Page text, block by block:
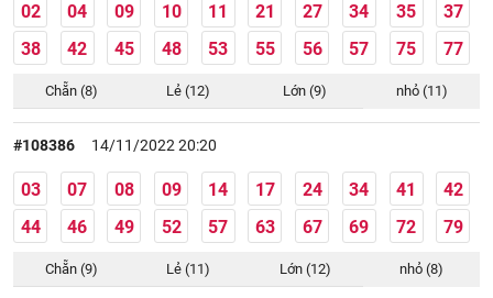
02 04 09 10 11 21 27 34 35
37
38
42 45 48 53 55 56 57 75 77
Chẵn (8) Lẻ (12) Lớn (9) nhỏ (11)
#108386 14/11/2022 20:20
03 07 08 09 14 17 24 34 41
42
44
46 49 52 57 63 67 69 72 79
Chẵn (9) Lẻ (11) Lớn (12) nhỏ (8)